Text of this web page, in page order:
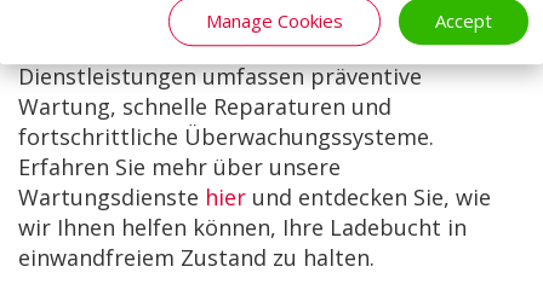
Manage Cookies Accept
Ihrer Industrietüren und Ladebuchten zu
verbessern. Unsere umfassenden
Dienstleistungen umfassen präventive
Wartung, schnelle Reparaturen und
fortschrittliche Überwachungssysteme.
Erfahren Sie mehr über unsere
Wartungsdienste hier und entdecken Sie, wie
wir Ihnen helfen können, Ihre Ladebucht in
einwandfreiem Zustand zu halten.